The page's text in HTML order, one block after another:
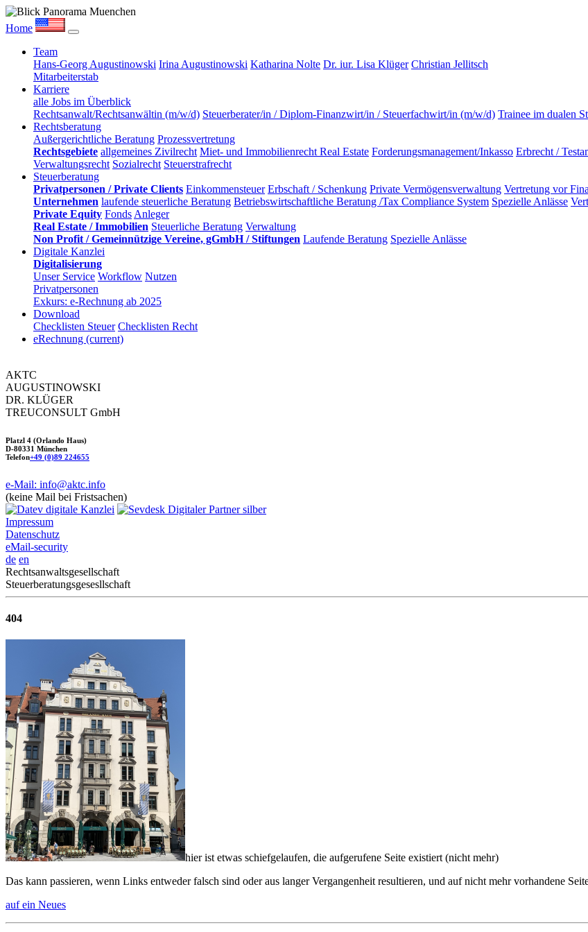
Home
Team
Hans-Georg Augustinowski Irina Augustinowski Katharina Nolte Dr. iur. Lisa Klüger Christian Jellitsch
Mitarbeiterstab
Karriere
alle Jobs im Überblick
Rechtsanwalt/Rechtsanwältin (m/w/d) Steuerberater/in / Diplom-Finanzwirt/in / Steuerfachwirt/in (m/w/d) Trainee im dualen
Rechtsberatung
Außergerichtliche Beratung Prozessvertretung
Rechtsgebiete allgemeines Zivilrecht Miet- und Immobilienrecht Real Estate Forderungsmanagement/Inkasso Erbrecht /
Verwaltungsrecht Sozialrecht Steuerstrafrecht
Steuerberatung
Privatpersonen / Private Clients Einkommensteuer Erbschaft / Schenkung Private Vermögensverwaltung Vertretung vor
Unternehmen laufende steuerliche Beratung Betriebswirtschaftliche Beratung /Tax Compliance System Spezielle Anlässe
Private Equity Fonds Anleger
Real Estate / Immobilien Steuerliche Beratung Verwaltung
Non Profit / Gemeinnützige Vereine, gGmbH / Stiftungen Laufende Beratung Spezielle Anlässe
Digitale Kanzlei
Digitalisierung
Unser Service Workflow Nutzen
Privatpersonen
Exkurs: e-Rechnung ab 2025
Download
Checklisten Steuer Checklisten Recht
eRechnung (current)
AKTC
AUGUSTINOWSKI
DR. KLÜGER
TREUCONSULT GmbH
Platzl 4 (Orlando Haus)
D-80331 München
Telefon+49 (0)89 224655
e-Mail: info@aktc.info
(keine Mail bei Fristsachen)
Impressum
Datenschutz
eMail-security
de en
Rechtsanwaltsgesellschaft
Steuerberatungsgesesllschaft
404
hier ist etwas schiefgelaufen, die aufgerufene Seite existiert (nicht mehr)
Das kann passieren, wenn Links entweder falsch sind oder aus langer Vergangenheit resultieren, und auf nicht mehr vorhandene
auf ein Neues